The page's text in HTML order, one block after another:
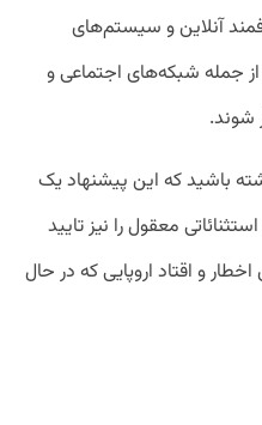
آنلاین و سیستم‌های
از جمله شبکه‌های اجتماعی و
شوند.
باشید که این پیشنهاد یک
معقول را نیز تایید
و اقتاد اروپایی که در حال